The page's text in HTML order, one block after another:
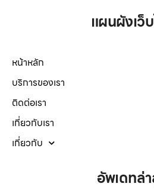
แผนผังเว็
หน้าหลัก
บริการของเรา
ติดต่อเรา
เกี่ยวกับเรา
เกี่ยวกับ
อัพเดทล่